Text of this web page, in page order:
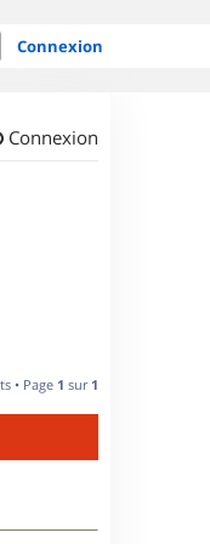
Connexion
Connexion
• Page 1 sur 1